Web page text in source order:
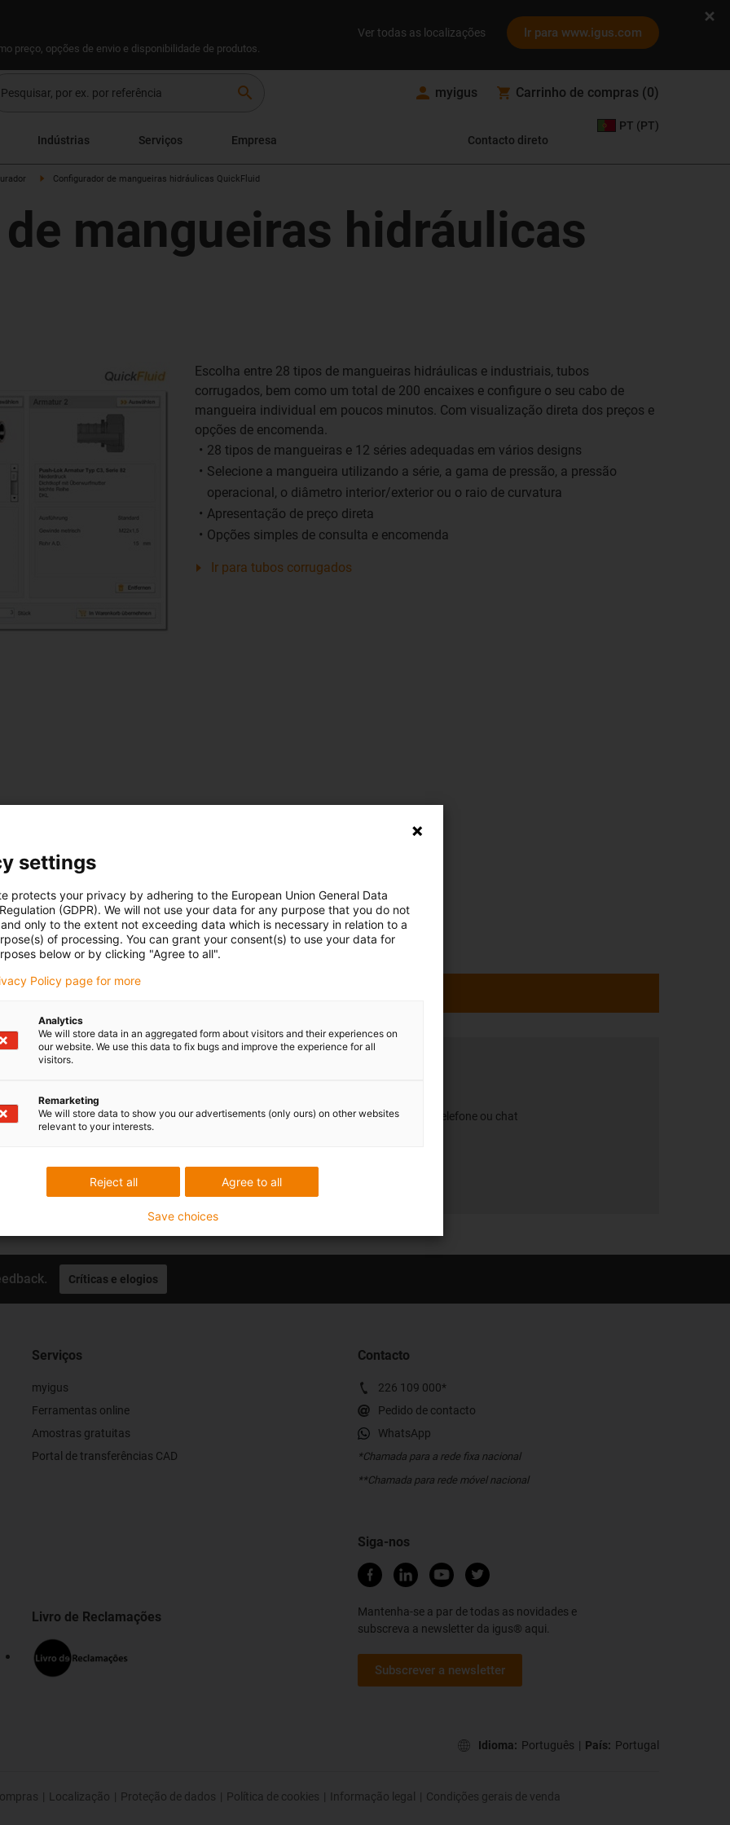
preço, opções de envio e disponibilidade de produtos.
Ver todas as localizações Ir para www.igus.com
search myigus Carrinho de compras (0)
Indústrias Serviços Empresa Contacto direto
PT (PT)
Configurador de mangueiras hidráulicas QuickFluid
mangueiras hidráulicas
Escolha entre 28 tipos de mangueiras hidráulicas e industriais, tubos
corrugados, bem como um total de 200 encaixes e configure o seu cabo de
mangueira individual em poucos minutos. Com visualização direta dos preços e
opções de encomenda.
28 tipos de mangueiras e 12 séries adequadas em vários designs
Selecione a mangueira utilizando a série, a gama de pressão, a pressão
operacional, o diâmetro interior/exterior ou o raio de curvatura
Apresentação de preço direta
Opções simples de consulta e encomenda
Ir para tubos corrugados
suas questões
De segunda a sexta-feira, das 9h às 18h - via telefone ou chat
Críticas e elogios
Serviços
myigus
Ferramentas online
Amostras gratuitas
Portal de transferências CAD
Contacto
226 109 000*
Pedido de contacto
WhatsApp
*Chamada para a rede fixa nacional
**Chamada para rede móvel nacional
Livro de Reclamações
Siga-nos
Mantenha-se a par de todas as novidades e
subscreva a newsletter da igus® aqui.
Subscrever a newsletter
Idioma: Português | País: Portugal
| Localização | Proteção de dados | Política de cookies | Informação legal | Condições gerais de venda
settings
protects your privacy by adhering to the European Union General Data
(GDPR). We will not use your data for any purpose that you do not
only to the extent not exceeding data which is necessary in relation to a
of processing. You can grant your consent(s) to use your data for
below or by clicking "Agree to all".
Policy page for more
Analytics
We will store data in an aggregated form about visitors and their experiences on
our website. We use this data to fix bugs and improve the experience for all
visitors.
Remarketing
We will store data to show you our advertisements (only ours) on other websites
relevant to your interests.
Agree to all
Reject all
Save choices